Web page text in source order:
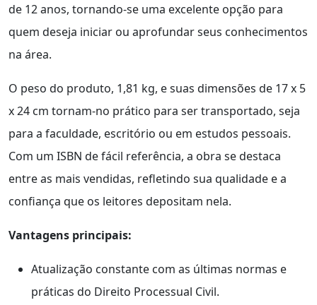
de 12 anos, tornando-se uma excelente opção para
quem deseja iniciar ou aprofundar seus conhecimentos
na área.
O peso do produto, 1,81 kg, e suas dimensões de 17 x 5
x 24 cm tornam-no prático para ser transportado, seja
para a faculdade, escritório ou em estudos pessoais.
Com um ISBN de fácil referência, a obra se destaca
entre as mais vendidas, refletindo sua qualidade e a
confiança que os leitores depositam nela.
Vantagens principais:
Atualização constante com as últimas normas e
práticas do Direito Processual Civil.